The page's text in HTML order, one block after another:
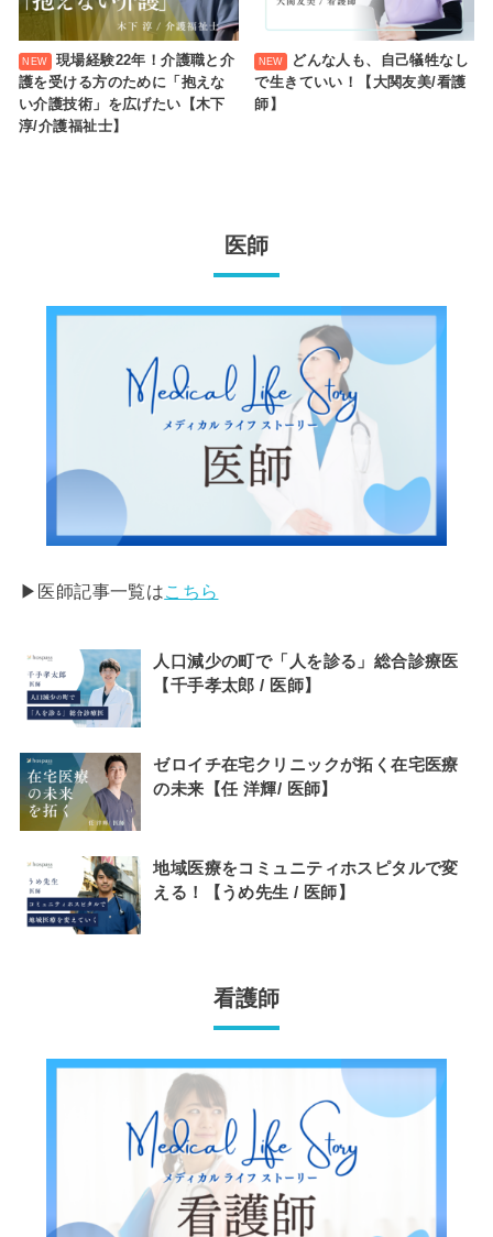
現場経験22年！介護職と介
護を受ける方のために「抱えな
い介護技術」を広げたい【木下
淳/介護福祉士】
どんな人も、自己犠牲なし
で生きていい！【大関友美/看護
師】
医師
▶︎医師記事一覧はこちら
人口減少の町で「人を診る」総合診療医
【千手孝太郎 / 医師】
ゼロイチ在宅クリニックが拓く在宅医療
の未来【任 洋輝/ 医師】
地域医療をコミュニティホスピタルで変
える！【うめ先生 / 医師】
看護師